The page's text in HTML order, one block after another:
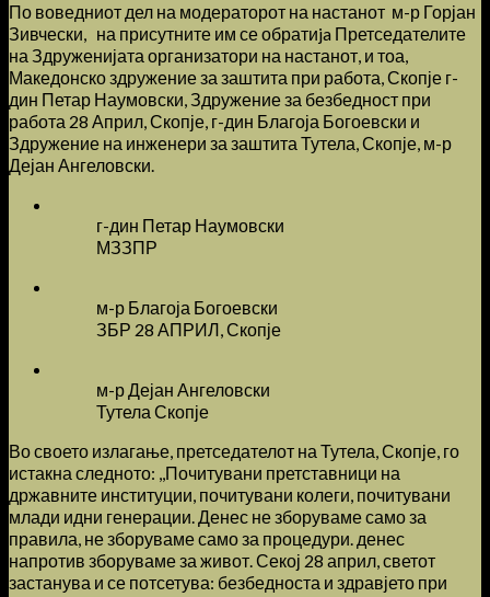
По воведниот дел на модераторот на настанот м-р Горјан
Зивчески, на присутните им се обратиja Претседателите
на Здруженијата организатори на настанот, и тоа,
Македонско здружение за заштита при работа, Скопје г-
дин Петар Наумовски, Здружение за безбедност при
работа 28 Април, Скопје, г-дин Благоја Богоевски и
Здружение на инженери за заштита Тутела, Скопје, м-р
Дејан Ангеловски.
г-дин Петар Наумовски
МЗЗПР
м-р Благоја Богоевски
ЗБР 28 АПРИЛ, Скопје
м-р Дејан Ангеловски
Тутела Скопје
Во своето излагање, претседателот на Тутела, Скопје, го
истакна следното: ,,Почитувани претставници на
државните институции, почитувани колеги, почитувани
млади идни генерации. Денес не зборуваме само за
правила, не зборуваме само за процедури. денес
напротив зборуваме за живот. Секој 28 април, светот
застанува и се потсетува: безбедноста и здравјето при